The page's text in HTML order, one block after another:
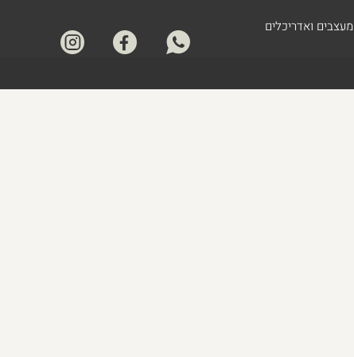
מעצבים ואדריכלים